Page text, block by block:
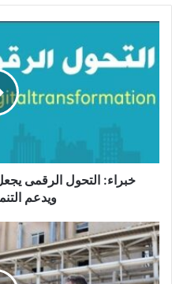
التحول
الرقمى
مصر
ويدعم
التنميةخبراء: التحول الرقمى
ويدعم
رئيس
هيئة
الاستثمار
يتفقد